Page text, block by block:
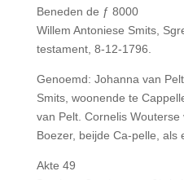
Beneden de ƒ 8000
Willem Antoniese Smits,
testament, 8-12-1796.
Genoemd: Johanna van
Smits, woonende te
van Pelt. Cornelis
Boezer, beijde Ca-pelle, als
Akte 49